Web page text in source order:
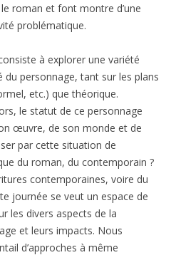
roman et font montre d’une
problématique.
à explorer une variété
du personnage, tant sur les plans
etc.) que théorique.
le statut de ce personnage
œuvre, de son monde et de
par cette situation de
du roman, du contemporain ?
contemporaines, voire du
journée se veut un espace de
les divers aspects de la
et leurs impacts. Nous
d’approches à même